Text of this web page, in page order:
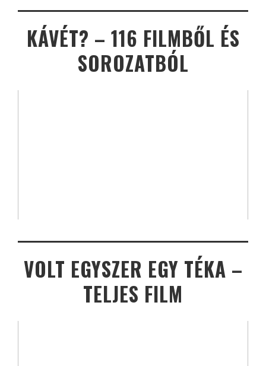
KÁVÉT? – 116 FILMBŐL ÉS
SOROZATBÓL
VOLT EGYSZER EGY TÉKA –
TELJES FILM